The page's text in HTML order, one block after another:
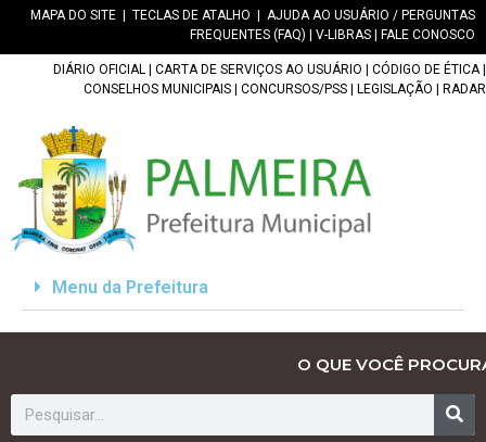
MAPA DO SITE TECLAS DE ATALHO
AJUDA AO USUÁRIO / PERGUNTAS
FREQUENTES (FAQ)
V-LIBRAS FALE CONOSCO
DIÁRIO OFICIAL CARTA DE SERVIÇOS AO USUÁRIO CÓDIGO DE ÉTICA|
CONSELHOS MUNICIPAIS
CONCURSOS/PSS LEGISLAÇÃO RADAR
Menu da Prefeitura
O QUE VOCÊ